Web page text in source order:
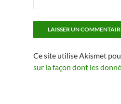
Ce site utilise Akismet
sur la façon dont les